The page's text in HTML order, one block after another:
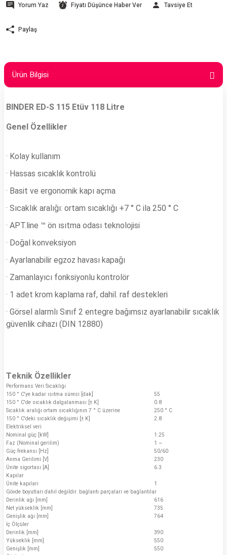
Yorum Yaz Fiyatı Düşünce Haber Ver Tavsiye Et
Paylaş
Ürün Bilgisi
BINDER ED-S 115 Etüv 118 Litre
Genel Özellikler
· Kolay kullanım
· Hassas sıcaklık kontrolü
· Basit ve ergonomik kapı açma
· Sıcaklık aralığı: ortam sıcaklığı +7 ° C ila 250 ° C
· APT.line ™ ön ısıtma odası teknolojisi
· Doğal konveksiyon
· Ayarlanabilir egzoz havası kapağı
· Zamanlayıcı fonksiyonlu kontrolör
· 1 adet krom kaplama raf, dahil. raf destekleri
· Görsel alarmlı Sınıf 2 entegre bağımsız ayarlanabilir sıcaklık
güvenlik cihazı (DIN 12880)
Teknik Özellikler
Performans Veri Sıcaklığı
150 ° C'ye kadar ısıtma süresi [dak]
55
150 ° C'de sıcaklık dalgalanması [± K]
0.8
Sıcaklık aralığı ortam sıcaklığının 7 ° C üzerine
250 ° C
150 ° C'deki sıcaklık değişimi [± K]
2.8
Elektriksel veri
Nominal güç [kW]
1.25
Faz (Nominal gerilim)
1 ~
Güç frekansı [Hz]
50/60
Anma Gerilimi [V]
230
Ünite sigortası [A]
6.3
Kapılar
Ünite kapıları
1
Gövde boyutları dahil değildir. bağlantı parçaları ve bağlantılar
Derinlik ağı [mm]
616
Net yükseklik [mm]
735
Genişlik ağı [mm]
764
İç Ölçüler
Derinlik [mm]
390
Yükseklik [mm]
550
Genişlik [mm]
550